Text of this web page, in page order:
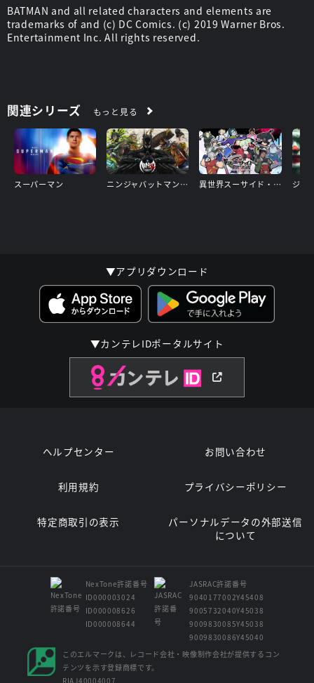
BATMAN and all related characters and elements are
trademarks of and (c) DC Comics. (c) 2019 Warner Bros.
Entertainment Inc. All rights reserved.
関連シリーズ もっと見る
スーパーマン ニンジャバットマン対ヤクザリーグ 異世界スーサイド・スクワッド
▼アプリダウンロード
▼カンテレIDポータルサイト
ヘルプセンター お問い合わせ
利用規約 プライバシーポリシー
特定商取引の表示
パーソナルデータの外部送信
について
NexTone許諾番号
ID000003024
ID000008626
ID000008644
JASRAC許諾番号
9040177002Y45408
9005732040Y45038
9009830085Y45038
9009830086Y45040
このエルマークは、レコード会社・映像制作会社が提供するコン
テンツを示す登録商標です。
RIAJ40004007